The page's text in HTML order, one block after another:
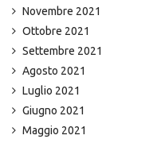
Novembre 2021
Ottobre 2021
Settembre 2021
Agosto 2021
Luglio 2021
Giugno 2021
Maggio 2021